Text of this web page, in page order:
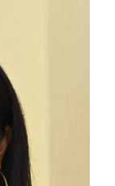
NOVELO